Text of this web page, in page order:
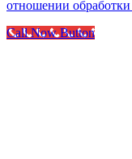
отношении
Call Now Button